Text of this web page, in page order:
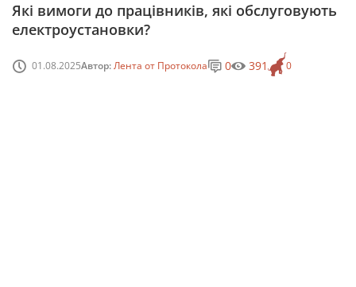
Які вимоги до працівників, які обслуговують
електроустановки?
01.08.2025Автор:Лента от Протокола 0
0 391